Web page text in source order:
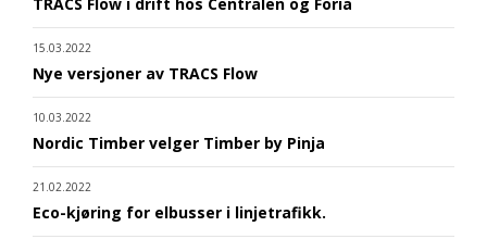
15.03.2022
Nye versjoner av TRACS Flow
10.03.2022
Nordic Timber velger Timber by Pinja
21.02.2022
Eco-kjøring for elbusser i linjetrafikk.